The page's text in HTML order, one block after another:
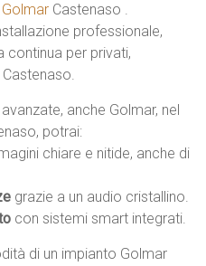
Castenaso .
professionale,
continua per privati,
anche Golmar, nel
potrai:
chiare e nitide, anche di
grazie a un audio cristallino.
con sistemi smart integrati.
di un impianto Golmar